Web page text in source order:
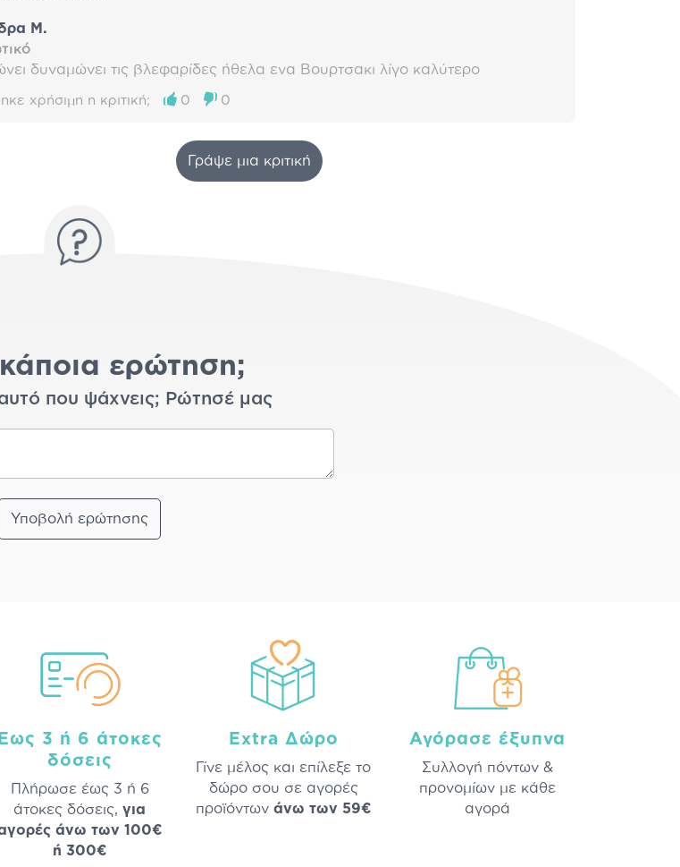
Μ.
δυναμώνει τις βλεφαρίδες ήθελα ενα Βουρτσακι λίγο καλύτερο
χρήσιμη η κριτική; 0 0
Γράψε μια κριτική
κάποια ερώτηση;
που ψάχνεις; Ρώτησέ μας
Υποβολή ερώτησης
Έως 3 ή 6 άτοκες
δόσεις
Πλήρωσε έως 3 ή 6
άτοκες δόσεις, για
άνω των 100€
ή 300€
Extra Δώρο
Γίνε μέλος και επίλεξε το
δώρο σου σε αγορές
προϊόντων άνω των 59€
Αγόρασε έξυπνα
Συλλογή πόντων &
προνομίων με κάθε
αγορά